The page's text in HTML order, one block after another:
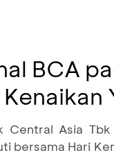
BCA
Kenaikan
Central Asia
bersama Hari